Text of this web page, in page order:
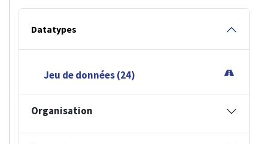
Datatypes
Jeu de données (24)
Organisation